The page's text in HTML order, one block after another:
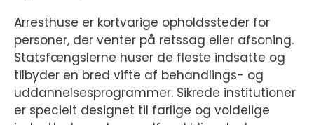
Arresthuse er kortvarige opholdssteder for
personer, der venter på retssag eller afsoning.
Statsfængslerne huser de fleste indsatte og
tilbyder en bred vifte af behandlings- og
uddannelsesprogrammer. Sikrede institutioner
er specielt designet til farlige og voldelige